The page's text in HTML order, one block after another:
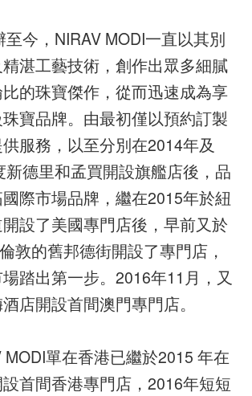
今，NIRAV MODI一直以其別
湛工藝技術，創作出眾多細膩
的珠寶傑作，從而迅速成為享
寶品牌。由最初僅以預約訂製
服務，以至分別在2014年及
新德里和孟買開設旗艦店後，品
際市場品牌，繼在2015年於紐
設了美國專門店後，早前又於
敦的舊邦德街開設了專門店，
踏出第一步。2016年11月，又
店開設首間澳門專門店。
MODI單在香港已繼於2015 年在
首間香港專門店，2016年短短